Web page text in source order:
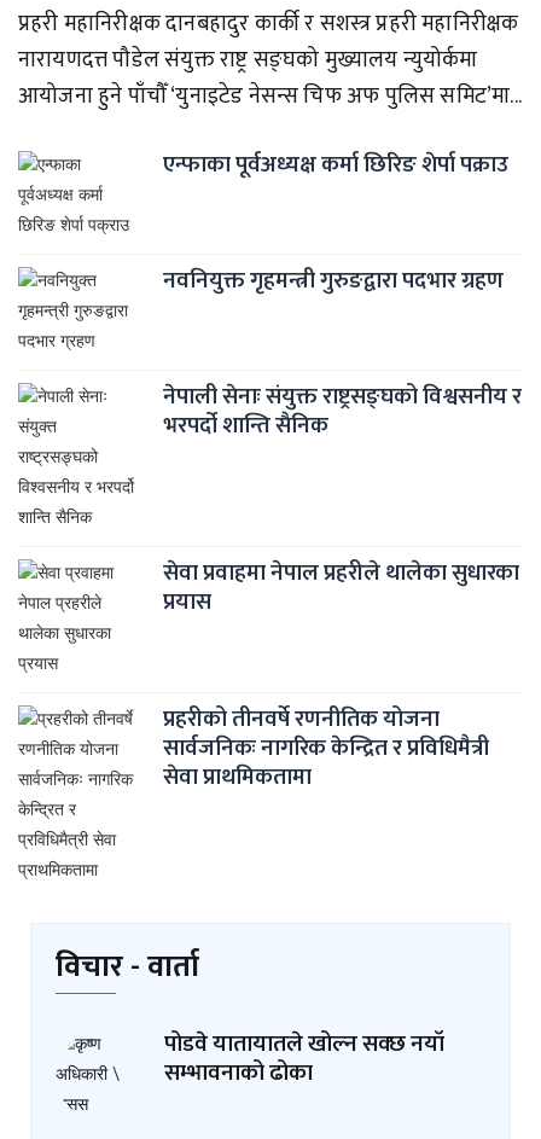
प्रहरी महानिरीक्षक दानबहादुर कार्की र सशस्त्र प्रहरी महानिरीक्षक
नारायणदत्त पौडेल संयुक्त राष्ट्र सङ्घको मुख्यालय न्युयोर्कमा
आयोजना हुने पाँचौँ ‘युनाइटेड नेसन्स चिफ अफ पुलिस समिट’मा...
एन्फाका पूर्वअध्यक्ष कर्मा छिरिङ शेर्पा पक्राउ
नवनियुक्त गृहमन्त्री गुरुङद्वारा पदभार ग्रहण
नेपाली सेनाः संयुक्त राष्ट्रसङ्घको विश्वसनीय र
भरपर्दो शान्ति सैनिक
सेवा प्रवाहमा नेपाल प्रहरीले थालेका सुधारका
प्रयास
प्रहरीको तीनवर्षे रणनीतिक योजना
सार्वजनिकः नागरिक केन्द्रित र प्रविधिमैत्री
सेवा प्राथमिकतामा
विचार - वार्ता
पोडवे यातायातले खोल्न सक्छ नयाँ
सम्भावनाको ढोका